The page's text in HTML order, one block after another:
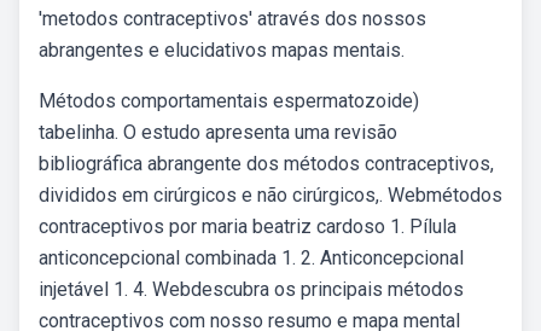
'metodos contraceptivos' através dos nossos
abrangentes e elucidativos mapas mentais.
Métodos comportamentais espermatozoide)
tabelinha. O estudo apresenta uma revisão
bibliográfica abrangente dos métodos contraceptivos,
divididos em cirúrgicos e não cirúrgicos,. Webmétodos
contraceptivos por maria beatriz cardoso 1. Pílula
anticoncepcional combinada 1. 2. Anticoncepcional
injetável 1. 4. Webdescubra os principais métodos
contraceptivos com nosso resumo e mapa mental